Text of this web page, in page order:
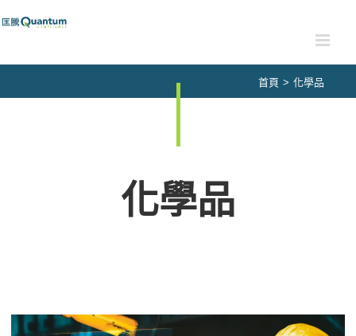
to
首頁 > 化學品
化學品